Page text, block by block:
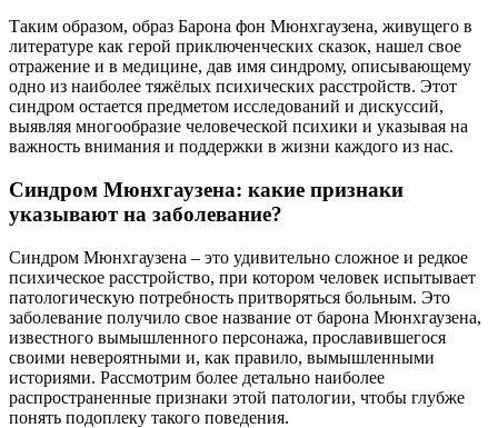
Таким образом, образ Барона фон Мюнхгаузена, живущего в
литературе как герой приключенческих сказок, нашел свое
отражение и в медицине, дав имя синдрому, описывающему
одно из наиболее тяжёлых психических расстройств. Этот
синдром остается предметом исследований и дискуссий,
выявляя многообразие человеческой психики и указывая на
важность внимания и поддержки в жизни каждого из нас.
Синдром Мюнхгаузена: какие признаки
указывают на заболевание?
Синдром Мюнхгаузена – это удивительно сложное и редкое
психическое расстройство, при котором человек испытывает
патологическую потребность притворяться больным. Это
заболевание получило свое название от барона Мюнхгаузена,
известного вымышленного персонажа, прославившегося
своими невероятными и, как правило, вымышленными
историями. Рассмотрим более детально наиболее
распространенные признаки этой патологии, чтобы глубже
понять подоплеку такого поведения.